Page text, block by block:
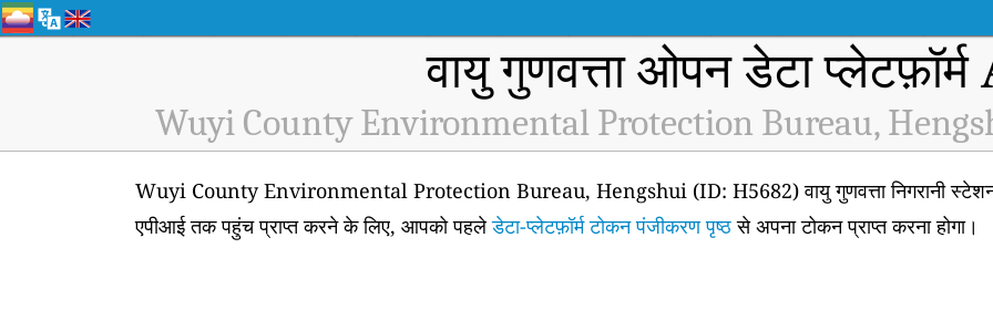
वायु गुणवत्ता ओपन डेटा
Wuyi County Environmental Protection Bureau,
Wuyi County Environmental Protection Bureau, Hengshui (ID: H5682) वायु गुणवत्ता निगरानी स्टेशन
एपीआई तक पहुंच प्राप्त करने के लिए, आपको पहलेडेटा-प्लेटफ़ॉर्म टोकन पंजीकरण पृष्ठसे अपना टोकन प्राप्त करना होगा।